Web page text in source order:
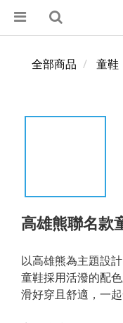
全部商品 童鞋
高雄熊聯名款
以高雄熊為主題設
童鞋採用活潑的配
滑好穿且舒適，一